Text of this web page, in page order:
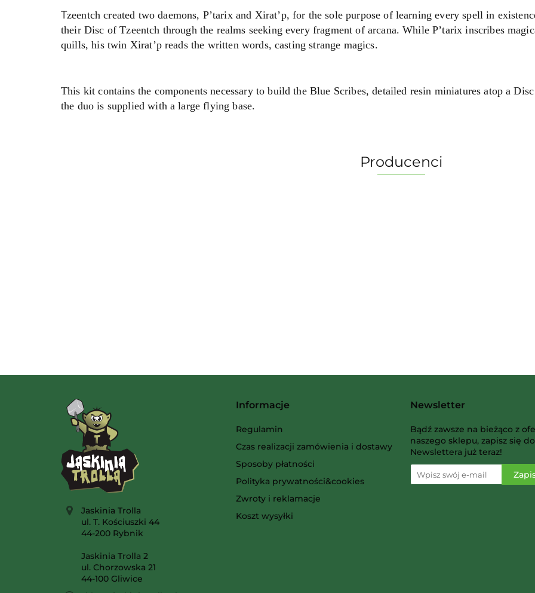
Tzeentch created two daemons, P’tarix and Xirat’p, for the sole purpose of learning every spell in
their Disc of Tzeentch through the realms seeking every fragment of arcana. While P’tarix inscribes
quills, his twin Xirat’p reads the written words, casting strange magics.
This kit contains the components necessary to build the Blue Scribes, detailed resin miniatures atop a
the duo is supplied with a large flying base.
Producenci
AMIGO Spiel
Jaskinia Trolla
ul. T. Kościuszki 44
44-200 Rybnik
Jaskinia Trolla 2
ul. Chorzowska 21
44-100 Gliwice
Informacje
Regulamin
Czas realizacji zamówienia i dostawy
Sposoby płatności
Polityka prywatności&cookies
Zwroty i reklamacje
Koszt wysyłki
Newsletter
Bądź zawsze na bieżąco z
naszego sklepu, zapisz się do
Newslettera już teraz!